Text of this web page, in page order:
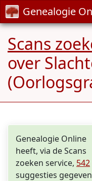
Genealogie
Scans
over
Genealogie Online
heeft, via de Scans
zoeken service, 542
suggesties gegeven